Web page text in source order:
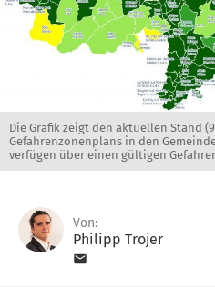
Die Grafik zeigt den aktuellen Stand
Gefahrenzonenplans in den
verfügen über einen gültigen
Von:
Philipp Trojer